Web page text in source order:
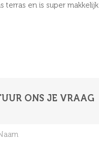
en is super makkelijk
ONS JE VRAAG